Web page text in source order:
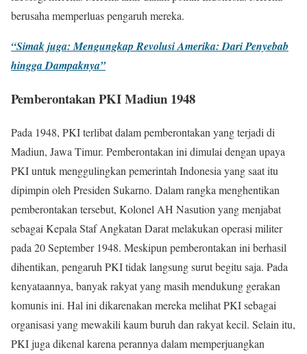
berusaha memperluas pengaruh mereka.
“Simak juga: Mengungkap Revolusi Amerika: Dari Penyebab
hingga Dampaknya”
Pemberontakan PKI Madiun 1948
Pada 1948, PKI terlibat dalam pemberontakan yang terjadi di
Madiun, Jawa Timur. Pemberontakan ini dimulai dengan upaya
PKI untuk menggulingkan pemerintah Indonesia yang saat itu
dipimpin oleh Presiden Sukarno. Dalam rangka menghentikan
pemberontakan tersebut, Kolonel AH Nasution yang menjabat
sebagai Kepala Staf Angkatan Darat melakukan operasi militer
pada 20 September 1948. Meskipun pemberontakan ini berhasil
dihentikan, pengaruh PKI tidak langsung surut begitu saja. Pada
kenyataannya, banyak rakyat yang masih mendukung gerakan
komunis ini. Hal ini dikarenakan mereka melihat PKI sebagai
organisasi yang mewakili kaum buruh dan rakyat kecil. Selain itu,
PKI juga dikenal karena perannya dalam memperjuangkan